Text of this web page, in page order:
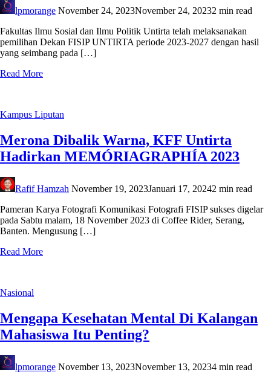
lpmorange November 24, 2023November 24, 20232 min read
Fakultas Ilmu Sosial dan Ilmu Politik Untirta telah melaksanakan
pemilihan Dekan FISIP UNTIRTA periode 2023-2027 dengan hasil
yang seimbang pada […]
Read More
Kampus Liputan
Merona Dibalik Warna, KFF Untirta
Hadirkan MEMÓRIAGRAPHÍA 2023
Rafif Hamzah November 19, 2023Januari 17, 20242 min read
Pameran Karya Fotografi Komunikasi Fotografi FISIP sukses digelar
pada Sabtu malam, 18 November 2023 di Coffee Rider, Serang,
Banten. Mengusung […]
Read More
Nasional
Mengapa Kesehatan Mental Di Kalangan
Mahasiswa Itu Penting?
lpmorange November 13, 2023November 13, 20234 min read